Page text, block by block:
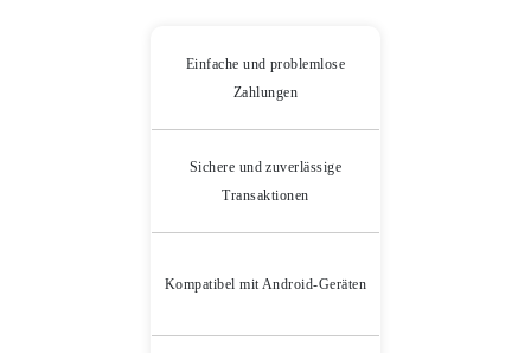
Einfache und problemlose
Zahlungen
Sichere und zuverlässige
Transaktionen
Kompatibel mit Android-Geräten